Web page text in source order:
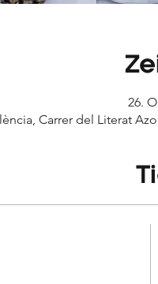
26.
Carrer del Literat